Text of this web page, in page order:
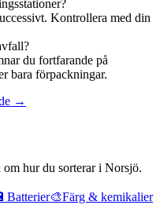
Kontrollera med din
du fortfarande på
bara förpackningar.
→
hur du sorterar i Norsjö.
Batterier🎨Färg & kemikalier